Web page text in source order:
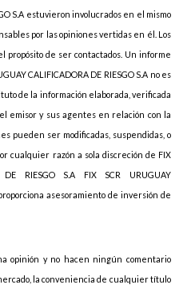
S.A estuvieron involucrados en el mismo
por las opiniones vertidas en él. Los
propósito de ser contactados. Un informe
CALIFICADORA DE RIESGO S.A no es
de la información elaborada, verificada
emisor y sus agentes en relación con la
pueden ser modificadas, suspendidas, o
cualquier razón a sola discreción de FIX
DE RIESGO S.A FIX SCR URUGUAY
proporciona asesoramiento de inversión de
opinión y no hacen ningún comentario
la conveniencia de cualquier título